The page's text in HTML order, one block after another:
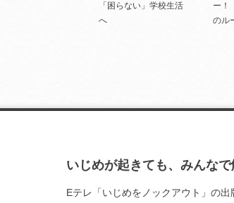
「困らない」学校生活
へ
ー！
のル
いじめが起きても、みんな
Eテレ「いじめをノックアウト」の